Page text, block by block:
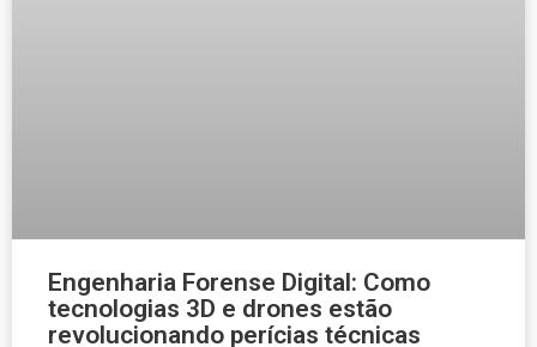
Engenharia Forense Digital: Como
tecnologias 3D e drones estão
revolucionando perícias técnicas